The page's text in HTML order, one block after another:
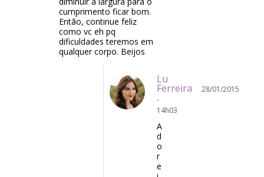
cumprimento ficar bom.
Então, continue feliz
como vc eh pq
dificuldades teremos em
qualquer corpo. Beijos
Lu
Ferreira
28/01/2015
-
14h03
A
d
o
r
e